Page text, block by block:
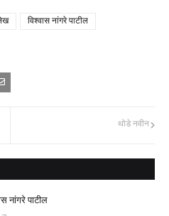
विश्वास नांगरे पाटील
थोडे नवीन
नांगरे पाटील